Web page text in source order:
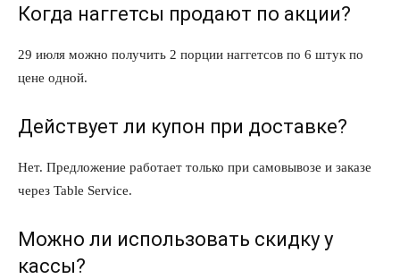
Когда наггетсы продают по акции?
29 июля можно получить 2 порции наггетсов по 6 штук по
цене одной.
Действует ли купон при доставке?
Нет. Предложение работает только при самовывозе и заказе
через Table Service.
Можно ли использовать скидку у
кассы?